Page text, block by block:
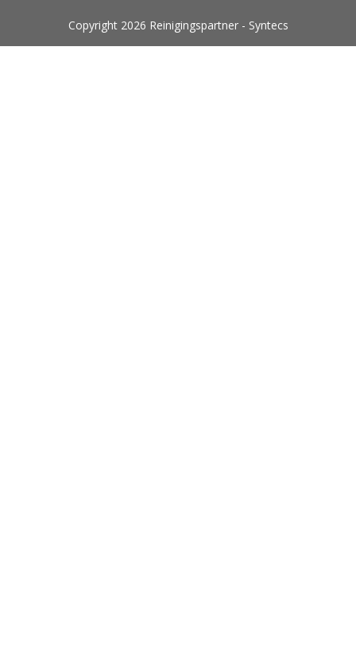
Copyright 2026 Reinigingspartner - Syntecs